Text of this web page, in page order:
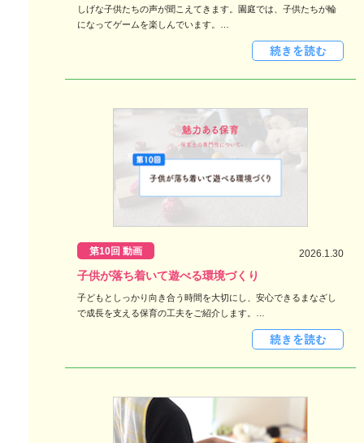
しげな子供たちの声が聞こえてきます。園庭では、子供たちが輪
になってゲームを楽しんでいます。…
第10回 動画 2026.1.30
子供が落ち着いて遊べる環境づくり
子どもとしっかり向き合う時間を大切にし、安心できるまなざし
で成長を支える保育の工夫をご紹介します。…